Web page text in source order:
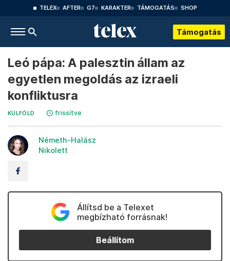
TELEX AFTER G7 KARAKTER TÁMOGATÁS SHOP
Támogatás
Leó pápa: A palesztin állam az
egyetlen megoldás az izraeli
konfliktusra
KÜLFÖLD frissítve
Németh-Halász
Nikolett
Állítsd be a Telexet
megbízható forrásnak!
Beállítom